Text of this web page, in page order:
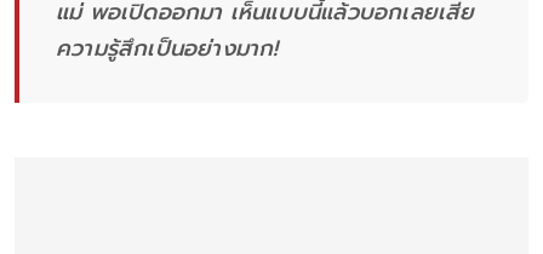
แม่ พอเปิดออกมา เห็นแบบนี้แล้วบอกเลยเสีย
ความรู้สึกเป็นอย่างมาก!